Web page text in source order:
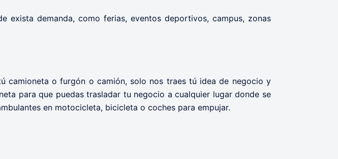
exista demanda, como ferias, eventos deportivos, campus, zonas
camioneta o furgón o camión, solo nos traes tú idea de negocio y
para que puedas trasladar tu negocio a cualquier lugar donde se
en motocicleta, bicicleta o coches para empujar.